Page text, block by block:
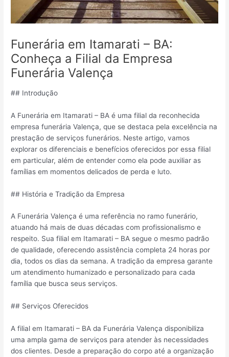
Funerária em Itamarati – BA:
Conheça a Filial da Empresa
Funerária Valença
## Introdução
A Funerária em Itamarati – BA é uma filial da reconhecida
empresa funerária Valença, que se destaca pela excelência na
prestação de serviços funerários. Neste artigo, vamos
explorar os diferenciais e benefícios oferecidos por essa filial
em particular, além de entender como ela pode auxiliar as
famílias em momentos delicados de perda e luto.
## História e Tradição da Empresa
A Funerária Valença é uma referência no ramo funerário,
atuando há mais de duas décadas com profissionalismo e
respeito. Sua filial em Itamarati – BA segue o mesmo padrão
de qualidade, oferecendo assistência completa 24 horas por
dia, todos os dias da semana. A tradição da empresa garante
um atendimento humanizado e personalizado para cada
família que busca seus serviços.
## Serviços Oferecidos
A filial em Itamarati – BA da Funerária Valença disponibiliza
uma ampla gama de serviços para atender às necessidades
dos clientes. Desde a preparação do corpo até a organização